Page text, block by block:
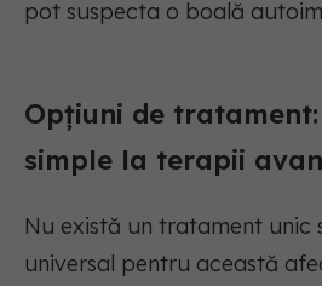
pot suspecta o boală
Opțiuni de
simple la terapii
Nu există un tratament
universal pentru această